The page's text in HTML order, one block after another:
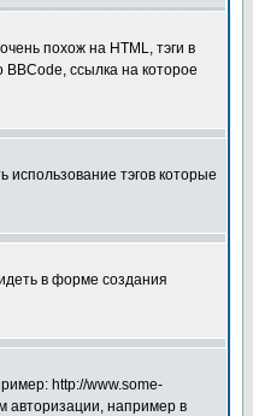
похож на HTML, тэги в
ссылка на которое
использование тэгов которые
в форме создания
http://www.some-
авторизации, например в